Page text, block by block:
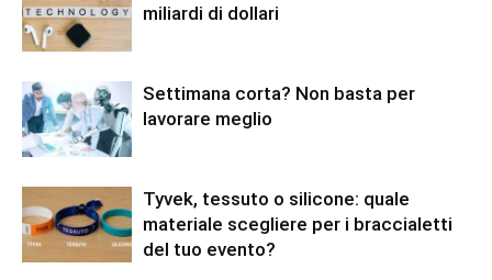
miliardi di dollari
Settimana corta? Non basta per
lavorare meglio
Tyvek, tessuto o silicone: quale
materiale scegliere per i braccialetti
del tuo evento?